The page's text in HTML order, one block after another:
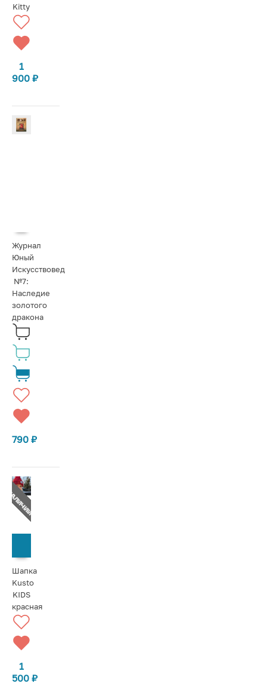
Kitty
1
900 ₽
Журнал
Юный
Искусствовед
№7:
Наследие
золотого
дракона
790 ₽
Шапка
Kusto
KIDS
красная
1
500 ₽